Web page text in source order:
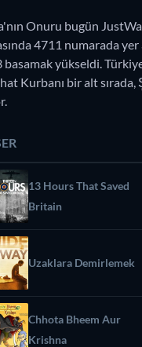
Onuru bugün
4711 numarada yer
basamak yükseldi.
Kurbanı bir alt sırada,
13 Hours That Saved
Britain
Uzaklara Demirlemek
Chhota Bheem Aur
Krishna